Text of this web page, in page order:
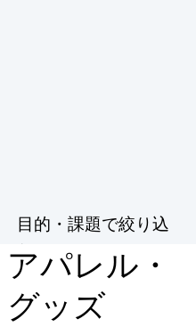
目的・課題で絞り込
む
アパレル・
グッズ